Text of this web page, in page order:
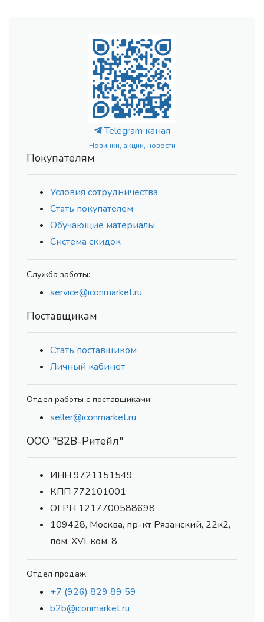
Telegram канал
Новинки, акции, новости
Покупателям
Условия сотрудничества
Стать покупателем
Обучающие материалы
Система скидок
Служба заботы:
service@iconmarket.ru
Поставщикам
Стать поставщиком
Личный кабинет
Отдел работы с поставщиками:
seller@iconmarket.ru
ООО "В2В-Ритейл"
ИНН 9721151549
КПП 772101001
ОГРН 1217700588698
109428, Москва, пр-кт Рязанский, 22к2,
пом. XVI, ком. 8
Отдел продаж:
+7 (926) 829 89 59
b2b@iconmarket.ru